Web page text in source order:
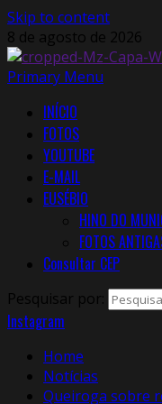
Skip to content
8 de agosto de 2026
Primary Menu
INÍCIO
FOTOS
YOUTUBE
E-MAIL
EUSÉBIO
HINO DO
FOTOS
Consultar CEP
Pesquisar por:
Instagram
Home
Notícias
Queiroga sobre